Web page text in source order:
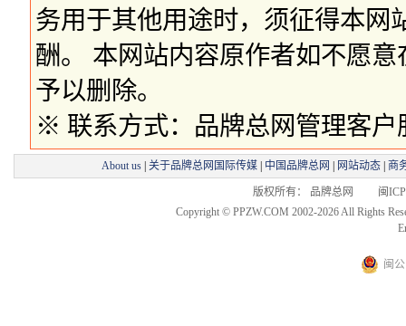
务用于其他用途时，须征得本网
酬。 本网站内容原作者如不愿
予以删除。
※ 联系方式：品牌总网管理客户
About us | 关于品牌总网国际传媒 | 中国品牌总网 | 网站动态 | 商
版权所有： 品牌总网 闽ICP
Copyright © PPZW.COM 2002-2026 All Rights
闽